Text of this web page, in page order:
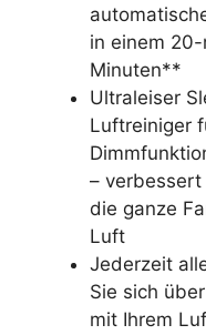
in einem
Minuten**
Ultraleiser
Luftreiniger
–
die ganze
Luft
Jederzeit
Sie sich
mit Ihrem